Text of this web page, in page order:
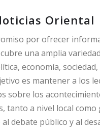
Oriental
por ofrecer
una amplia
economía,
es mantener a los
sobre los
tanto a nivel local como
debate público y al